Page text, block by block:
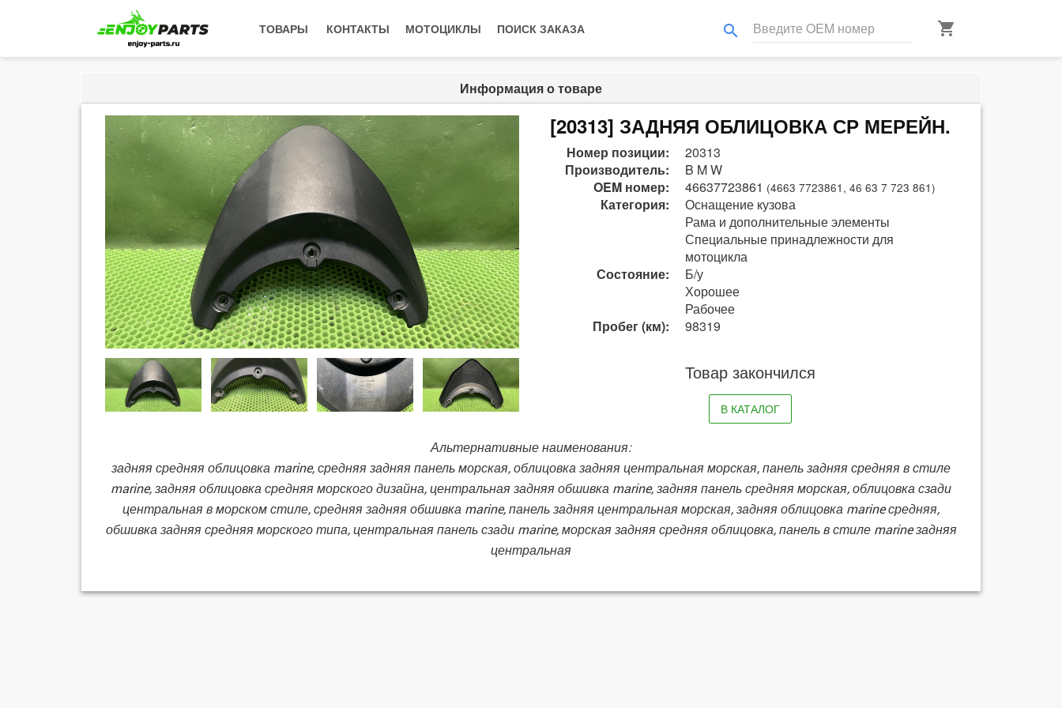
ТОВАРЫ КОНТАКТЫ МОТОЦИКЛЫ ПОИСК ЗАКАЗА search shopping_cart
Информация о товаре
[20313] ЗАДНЯЯ ОБЛИЦОВКА СР МЕРЕЙН.
Номер позиции:
20313
Производитель:
B M W
OEM номер:
46637723861 (4663 7723861, 46 63 7 723 861)
Категория:
Оснащение кузова
Рама и дополнительные элементы
Специальные принадлежности для
мотоцикла
Состояние:
Б/у
Хорошее
Рабочее
Пробег (км):
98319
Товар закончился
В КАТАЛОГ
Альтернативные наименования:
задняя средняя облицовка marine, средняя задняя панель морская, облицовка задняя центральная морская, панель задняя средняя в стиле
marine, задняя облицовка средняя морского дизайна, центральная задняя обшивка marine, задняя панель средняя морская, облицовка сзади
центральная в морском стиле, средняя задняя обшивка marine, панель задняя центральная морская, задняя облицовка marine средняя,
обшивка задняя средняя морского типа, центральная панель сзади marine, морская задняя средняя облицовка, панель в стиле marine задняя
центральная